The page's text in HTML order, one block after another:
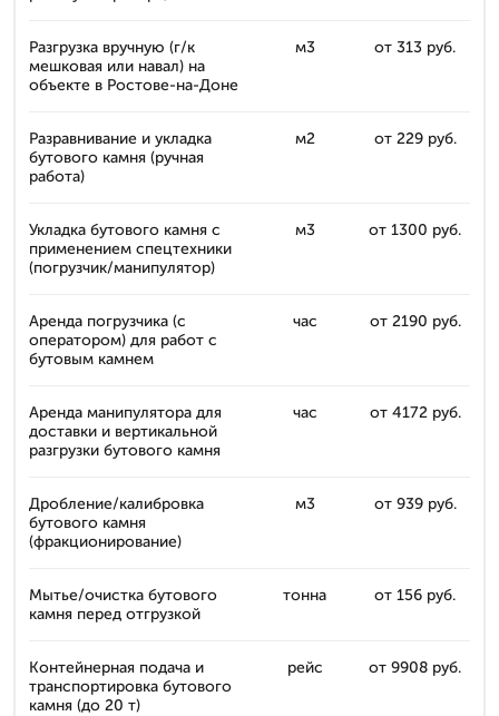
Разгрузка вручную (г/к
мешковая или навал) на
объекте в Ростове-на-Доне
м3 от 313 руб.
Разравнивание и укладка
бутового камня (ручная
работа)
м2 от 229 руб.
Укладка бутового камня с
применением спецтехники
(погрузчик/манипулятор)
м3 от 1300 руб.
Аренда погрузчика (с
оператором) для работ с
бутовым камнем
час от 2190 руб.
Аренда манипулятора для
доставки и вертикальной
разгрузки бутового камня
час от 4172 руб.
Дробление/калибровка
бутового камня
(фракционирование)
м3 от 939 руб.
Мытье/очистка бутового
камня перед отгрузкой
тонна от 156 руб.
Контейнерная подача и
транспортировка бутового
камня (до 20 т)
рейс от 9908 руб.